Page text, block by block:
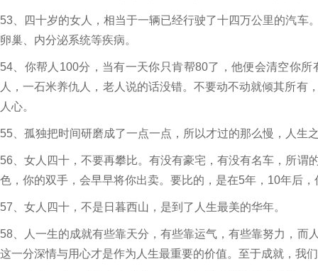
53、四十岁的女人，相当于一辆已经行驶了十四万公里的汽车
卵巢、内分泌系统等疾病。
54、你帮人100分，当有一天你只肯帮80了，他便会清空你
人，一石米养仇人，老人说的话没错。不要动不动就倾其所有
人心。
55、孤独把时间研磨成了一点一点，所以才过的那么慢，人生
56、女人四十，不要再攀比。有没有豪宅，有没有名车，所谓
色，你的双手，会早早将你出卖。要比的，是在5年，10年后
57、女人四十，不是日暮西山，是到了人生最美的华年。
58、人一生的成就有些靠天分，有些靠运气，有些靠努力，而
这一分深情与用心才是作为人生最重要的价值。至于成就，我